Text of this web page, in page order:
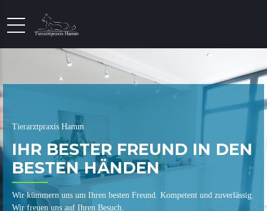
Tierarztpraxis Hamm
IHR BESTER FREUND IN DEN
BESTEN HÄNDEN
Wir kümmern uns um Ihren besten Freund. Kompetent und zuverlässig.
Wir freuen uns auf Ihren Besuch.